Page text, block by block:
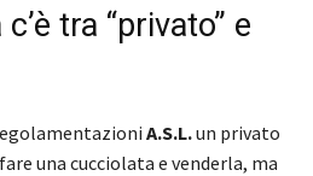
tra “privato” e
A.S.L.un privato
una cucciolata e venderla, ma